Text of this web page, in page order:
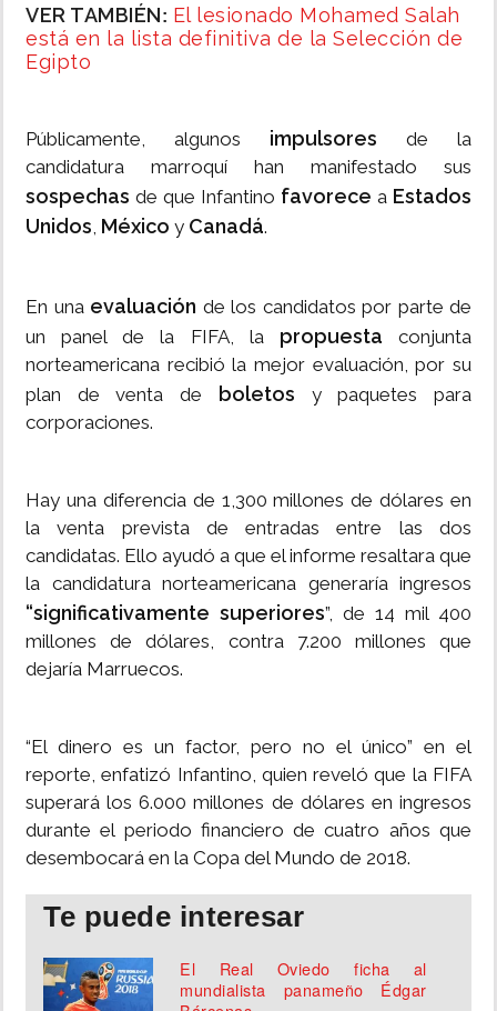
VER TAMBIÉN: El lesionado Mohamed Salah
está en la lista definitiva de la Selección de
Egipto
Públicamente, algunos impulsores de la
candidatura marroquí han manifestado sus
sospechas de que Infantino favorece a Estados
Unidos, México y Canadá.
En unaevaluación de los candidatos por parte de
un panel de la FIFA, la propuesta conjunta
norteamericana recibió la mejor evaluación, por su
plan de venta de boletos y paquetes para
corporaciones.
Hay una diferencia de 1,300 millones de dólares en
la venta prevista de entradas entre las dos
candidatas. Ello ayudó a que el informe resaltara que
la candidatura norteamericana generaría ingresos
“significativamente superiores”, de 14 mil 400
millones de dólares, contra 7.200 millones que
dejaría Marruecos.
“El dinero es un factor, pero no el único” en el
reporte, enfatizó Infantino, quien reveló que la FIFA
superará los 6.000 millones de dólares en ingresos
durante el periodo financiero de cuatro años que
desembocará en la Copa del Mundo de 2018.
Te puede interesar
El Real Oviedo ficha al
mundialista panameño Édgar